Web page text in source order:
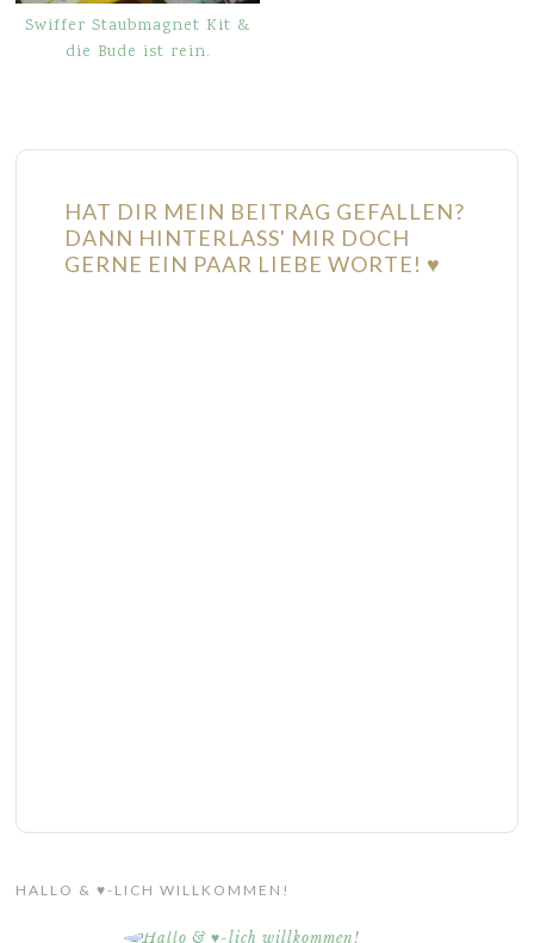
Swiffer Staubmagnet Kit &
die Bude ist rein.
HAT DIR MEIN BEITRAG GEFALLEN?
DANN HINTERLASS' MIR DOCH
GERNE EIN PAAR LIEBE WORTE! ♥
HALLO & ♥-LICH WILLKOMMEN!